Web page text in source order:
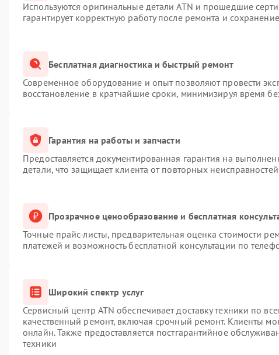
Используются оригинальные детали ATN и прошедшие
гарантирует корректную работу после ремонта и
Бесплатная диагностика и быстрый ремонт
Современное оборудование и опыт позволяют провести
восстановление в кратчайшие сроки, минимизируя время
Гарантия на работы и запчасти
Предоставляется документированная гарантия на
детали, что защищает клиента от повторных неисправностей
Прозрачное ценообразование и бесплатная
Точные прайс-листы, предварительная оценка стоимости
платежей и возможность бесплатной консультации по
Широкий спектр услуг
Сервисный центр ATN обеспечивает доставку техники по
качественный ремонт, включая срочный ремонт. Клиенты
онлайн. Также предоставляется постгарантийное
техники